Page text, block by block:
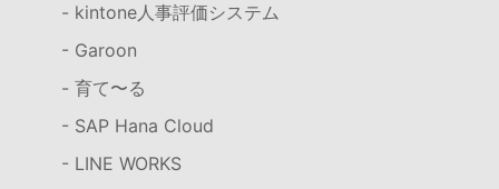
- kintone人事評価システム
- Garoon
- 育て〜る
- SAP Hana Cloud
- LINE WORKS